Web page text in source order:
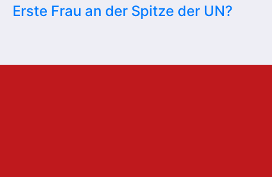
Erste Frau an der Spitze der UN?